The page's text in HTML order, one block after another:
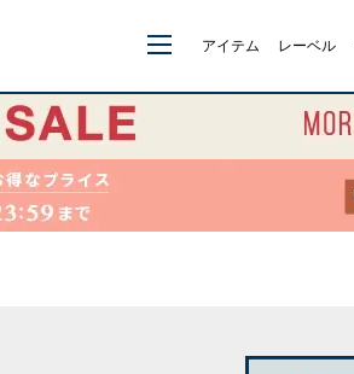
アイテム レーベル